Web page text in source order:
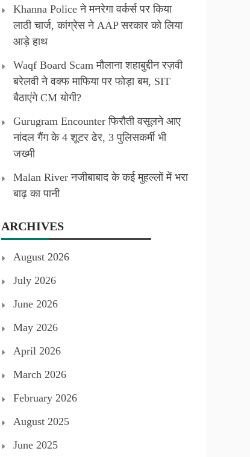
Khanna Police ने मनरेगा वर्कर्स पर किया
लाठी चार्ज, कांग्रेस ने AAP सरकार को लिया
आड़े हाथ
Waqf Board Scam मौलाना शहाबुद्दीन रज़वी
बरेलवी ने वक्फ माफिया पर फोड़ा बम, SIT
बैठाएंगे CM योगी?
Gurugram Encounter फिरौती वसूलने आए
नांदल गैंग के 4 शूटर ढेर, 3 पुलिसकर्मी भी
जख्मी
Malan River नजीबाबाद के कई मुहल्लों में भरा
बाढ़ का पानी
ARCHIVES
August 2026
July 2026
June 2026
May 2026
April 2026
March 2026
February 2026
August 2025
June 2025